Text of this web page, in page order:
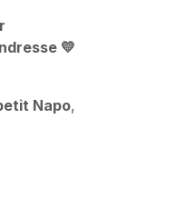
💛
Napo,